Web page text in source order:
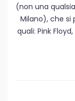
(non una
Milano), che si
quali: Pink